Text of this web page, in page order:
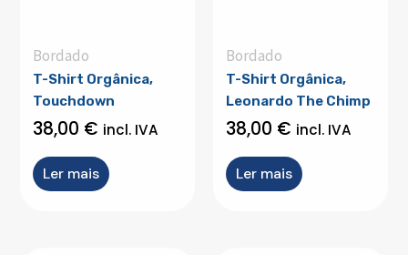
Bordado
T-Shirt Orgânica,
Touchdown
38,00 € incl. IVA
Ler mais
Bordado
T-Shirt Orgânica,
Leonardo The Chimp
38,00 € incl. IVA
Ler mais